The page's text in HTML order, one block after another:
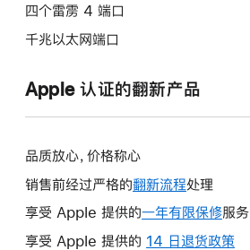
四个雷雳 4 端口
千兆以太网端口
Apple 认证的翻新产品
品质放心，价格称心
销售前经过严格的翻新流程处理
享受 Apple 提供的一年有限保修此
操
服务
享受 Apple 提供的 14 日退货政策